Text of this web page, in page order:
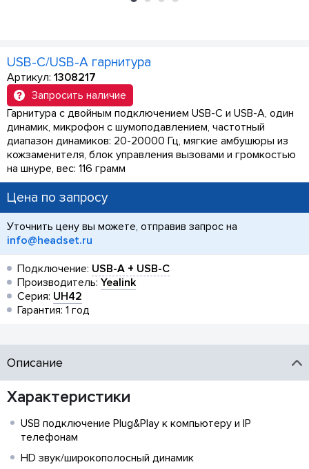
USB-C/USB-A гарнитура
Артикул: 1308217
Запросить наличие
Гарнитура с двойным подключением USB-C и USB-A, один
динамик, микрофон с шумоподавлением, частотный
диапазон динамиков: 20-20000 Гц, мягкие амбушюры из
кожзаменителя, блок управления вызовами и громкостью
на шнуре, вес: 116 грамм
Цена по запросу
Уточнить цену вы можете, отправив запрос на
info@headset.ru
Подключение: USB-A + USB-C
Производитель: Yealink
Серия: UH42
Гарантия: 1 год
Описание
Характеристики
USB подключение Plug&Play к компьютеру и IP
телефонам
HD звук/широкополосный динамик